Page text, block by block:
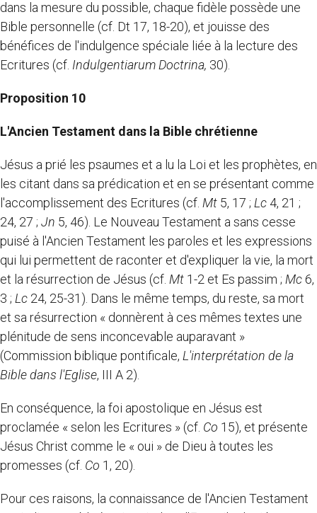
dans la mesure du possible, chaque fidèle possède une
Bible personnelle (cf. Dt 17, 18-20), et jouisse des
bénéfices de l'indulgence spéciale liée à la lecture des
Ecritures (cf. Indulgentiarum Doctrina, 30).
Proposition 10
L'Ancien Testament dans la Bible chrétienne
Jésus a prié les psaumes et a lu la Loi et les prophètes, en
les citant dans sa prédication et en se présentant comme
l'accomplissement des Ecritures (cf. Mt 5, 17 ; Lc 4, 21 ;
24, 27 ; Jn 5, 46). Le Nouveau Testament a sans cesse
puisé à l'Ancien Testament les paroles et les expressions
qui lui permettent de raconter et d'expliquer la vie, la mort
et la résurrection de Jésus (cf. Mt 1-2 et Es passim ; Mc6,
3 ; Lc 24, 25-31). Dans le même temps, du reste, sa mort
et sa résurrection « donnèrent à ces mêmes textes une
plénitude de sens inconcevable auparavant »
(Commission biblique pontificale, L'interprétation dela
Bibledans l'Eglise, III A 2).
En conséquence, la foi apostolique en Jésus est
proclamée « selon les Ecritures » (cf. Co 15), et présente
Jésus Christ comme le « oui » de Dieu à toutes les
promesses (cf. Co 1, 20).
Pour ces raisons, la connaissance de l'Ancien Testament